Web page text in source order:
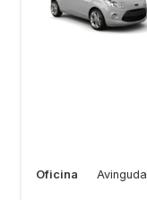
Oficina